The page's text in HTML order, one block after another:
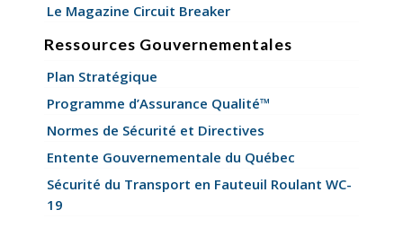
Le Magazine Circuit Breaker
Ressources Gouvernementales
Plan Stratégique
Programme d’Assurance Qualité™
Normes de Sécurité et Directives
Entente Gouvernementale du Québec
Sécurité du Transport en Fauteuil Roulant WC-
19